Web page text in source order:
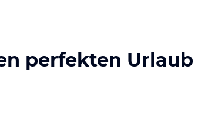
perfekten Urlaub